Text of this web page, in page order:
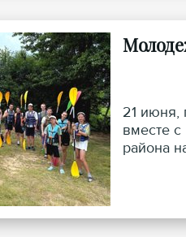
21 июня,
вместе
района